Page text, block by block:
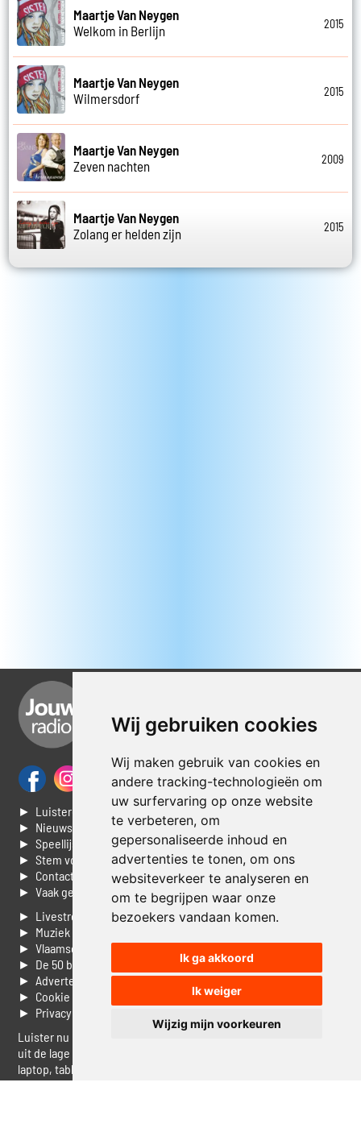
Wij gebruiken cookies
Wij maken gebruik van cookies en
andere tracking-technologieën om
uw surfervaring op onze website
te verbeteren, om
gepersonaliseerde inhoud en
advertenties te tonen, om ons
websiteverkeer te analyseren en
om te begrijpen waar onze
bezoekers vandaan komen.
Ik ga akkoord
Ik weiger
Wijzig mijn voorkeuren
Maartje Van Neygen
Welkom in Berlijn
2015
Maartje Van Neygen
Wilmersdorf
2015
Maartje Van Neygen
Zeven nachten
2009
Maartje Van Neygen
Zolang er helden zijn
2015
► Luisteren naar Jouwradio
► Nieuws
► Speellijst
► Stem voor de Dag top 3
► Contacteer ons
► Vaak gestelde vragen
► Livestream informatie
► Muziek opzoeken
► Vlaamse 100 Aller tijden
► De 50 beste van...
► Adverteren op Jouwradio
► Cookie voorkeuren wijzigen
► Privacyinformatie
Luister nu naar Jouwradio! De beste Nederlandstalige muziek
uit de lage landen hoor je hier al 20 jaar. In digitale kwaliteit op je
laptop, tablet of smartphone.